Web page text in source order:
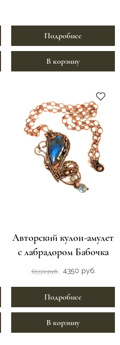
Подробнее
В корзину
Авторский кулон-амулет
с лабрадором Бабочка
6550 руб. 4350 руб.
Подробнее
В корзину